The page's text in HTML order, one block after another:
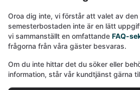
Oroa dig inte, vi förstår att valet av
semesterbostaden inte är en lätt
vi sammanställt en omfattande FAQ-
frågorna från våra gäster besvaras.
Om du inte hittar det du söker eller
information, står vår kundtjänst gärna